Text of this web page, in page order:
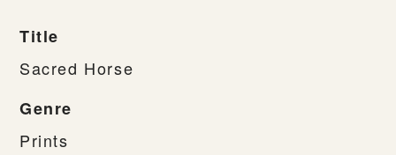
Title
Sacred Horse
Genre
Prints